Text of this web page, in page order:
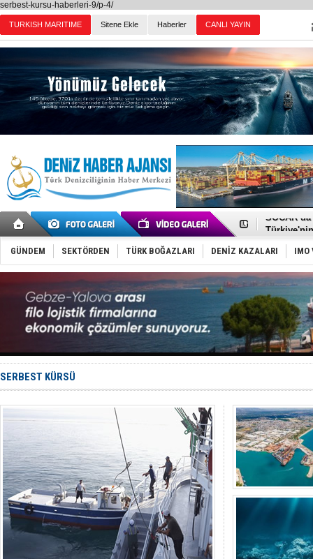
serbest-kursu-haberleri-9/p-4/
TURKISH MARITIME Sitene Ekle Haberler CANLI YAYIN
TÜRKLİM
Dünyanın
Keşfedildi:
D-Marin,
Van’da
ASEAN ilk
TAYK -
İstanbul
Tersane
GÜNDEM SEKTÖRDEN TÜRK BOĞAZLARI DENİZ KAZALARI IMO
SERBEST KÜRSÜ